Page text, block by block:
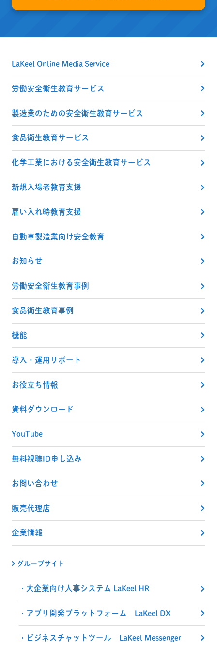
LaKeel Online Media Service
労働安全衛生教育サービス
製造業のための安全衛生教育サービス
食品衛生教育サービス
化学工業における安全衛生教育サービス
新規入場者教育支援
雇い入れ時教育支援
自動車製造業向け安全教育
お知らせ
労働安全衛生教育事例
食品衛生教育事例
機能
導入・運用サポート
お役立ち情報
資料ダウンロード
YouTube
無料視聴ID申し込み
お問い合わせ
販売代理店
企業情報
グループサイト
大企業向け人事システム LaKeel HR
アプリ開発プラットフォーム LaKeel DX
ビジネスチャットツール LaKeel Messenger